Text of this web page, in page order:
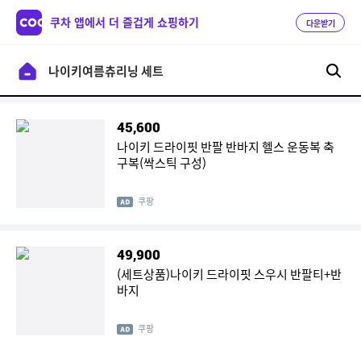
쿠차 앱에서 더 즐겁게 쇼핑하기 다운받기
45,600
나이키 드라이핏 반팔 반바지 헬스 운동복 축
구복(싹스틱 구성)
쿠팡
49,900
(세트상품)나이키 드라이핏 스우시 반팔티+반
바지
쿠팡